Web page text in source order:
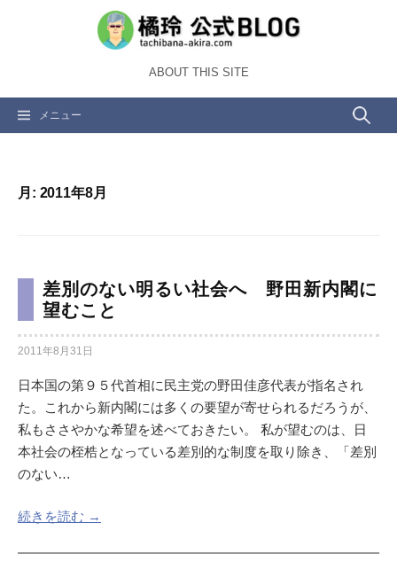
ツ
ABOUT THIS SITE
メニュー 検
月: 2011年8月
差別のない明るい社会へ 野田新内閣に
望むこと
2011年8月31日
日本国の第９５代首相に民主党の野田佳彦代表が指名され
た。これから新内閣には多くの要望が寄せられるだろうが、
私もささやかな希望を述べておきたい。 私が望むのは、日
本社会の桎梏となっている差別的な制度を取り除き、「差別
のない…
続きを読む →